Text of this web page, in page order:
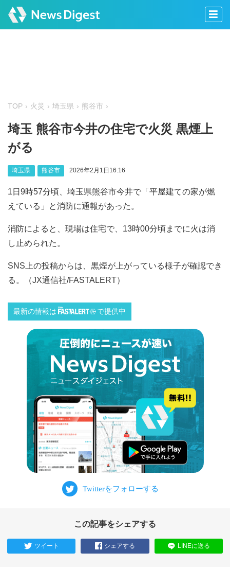
TOP 火災 埼玉県 熊谷市
埼玉 熊谷市今井の住宅で火災 黒煙上
がる
埼玉県 熊谷市 2026年2月1日16:16
1日9時57分頃、埼玉県熊谷市今井で「平屋建ての家が燃
えている」と消防に通報があった。
消防によると、現場は住宅で、13時00分頃までに火は消
し止められた。
SNS上の投稿からは、黒煙が上がっている様子が確認でき
る。（JX通信社/FASTALERT）
最新の情報は で提供中
この記事をシェアする
ツイート シェアする LINEに送る